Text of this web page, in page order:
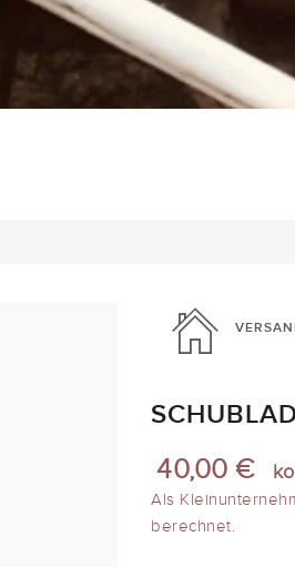
40,00 €
Als
berechnet.